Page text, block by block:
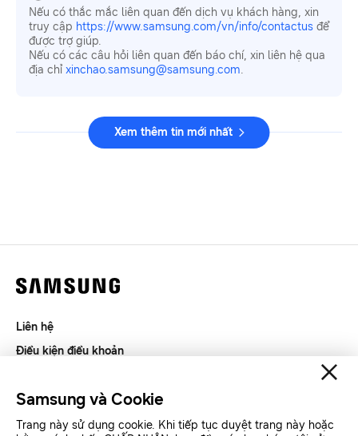
Nếu có thắc mắc liên quan đến dịch vụ khách hàng, xin
truy cập https://www.samsung.com/vn/info/contactus để
được trợ giúp.
Nếu có các câu hỏi liên quan đến báo chí, xin liên hệ qua
địa chỉ xinchao.samsung@samsung.com.
Xem thêm tin mới nhất
Liên hệ
Điều kiện điều khoản
SAMSUNG.COM
Samsung và Cookie
Trang này sử dụng cookie. Khi tiếp tục duyệt trang này hoặc